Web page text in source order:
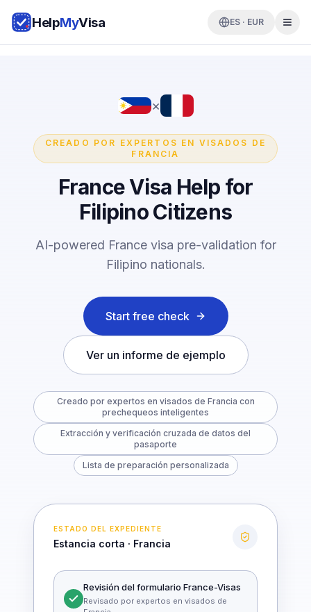
HelpMyVisa ES · EUR
×
CREADO POR EXPERTOS EN VISADOS DE
FRANCIA
France Visa Help for
Filipino Citizens
AI-powered France visa pre-validation for
Filipino nationals.
Start free check
Ver un informe de ejemplo
Creado por expertos en visados de Francia con
prechequeos inteligentes
Extracción y verificación cruzada de datos del
pasaporte
Lista de preparación personalizada
ESTADO DEL EXPEDIENTE
Estancia corta · Francia
Revisión del formulario France-Visas
Revisado por expertos en visados de